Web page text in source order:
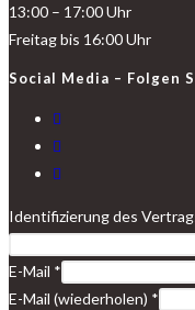
13:00 – 17:00 Uhr
Freitag bis 16:00 Uhr
Social Media – Folgen
Identifizierung des
E-Mail *
E-Mail (wiederholen) *